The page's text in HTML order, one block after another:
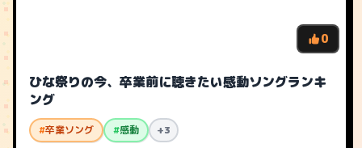
0
ひな祭りの今、卒業前に聴きたい感動ソングランキ
ング
#卒業ソング #感動 +3